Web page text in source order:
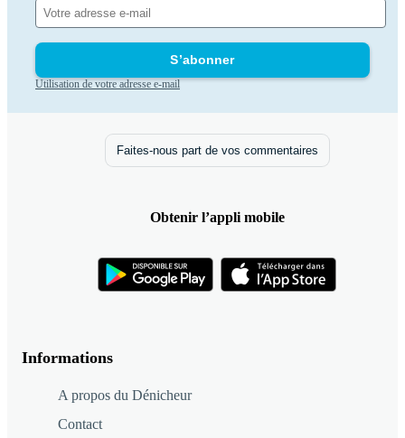
S’abonner
Utilisation de votre adresse e-mail
Informations
A propos du Dénicheur
Contact
Faites-nous part de vos commentaires
Obtenir l’appli mobile